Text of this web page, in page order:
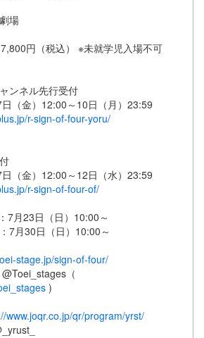
場
7,800円（税込） ※未就学児入場不可
ンネル先行受付
（金）12:00～10日（月）23:59
r-sign-of-four-yoru/
（金）12:00～12日（水）23:59
r-sign-of-four-of/
7月23日（日）10:00～
7月30日（日）10:00～
stage.jp/sign-of-four/
（
)
www.joqr.co.jp/qr/program/yrst/